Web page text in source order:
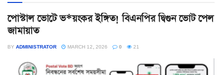
পোস্টাল ভোটে ভ*য়ংকর ইঙ্গিত! বিএনপির দ্বিগুন ভোট পেল
জামায়াত
BY ADMINISTRATOR MARCH 12, 2026 0 21